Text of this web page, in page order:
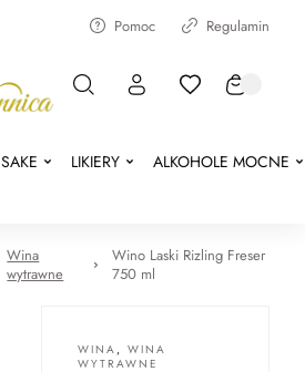
Pomoc Regulamin
SAKE LIKIERY ALKOHOLE MOCNE
Wina
wytrawne
Wino Laski Rizling Freser
750 ml
WINA , WINA
WYTRAWNE